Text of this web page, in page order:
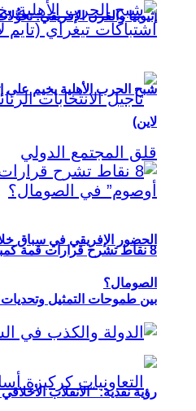
إثيوبيا والقرن الإفريقي:
الحضور الإفريقي في سباق
بين طموحات التمثيل وتحديات
شبح الحرب الأهلية يخيم على
لاين)
8 نقاط تشرح قرارات قمة
الصومال؟
رؤية نقدية: “الانقلاب